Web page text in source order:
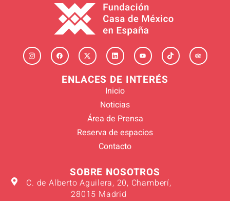
ENLACES DE INTERÉS
Inicio
Noticias
Área de Prensa
Reserva de espacios
Contacto
SOBRE NOSOTROS
C. de Alberto Aguilera, 20, Chamberí,
28015 Madrid